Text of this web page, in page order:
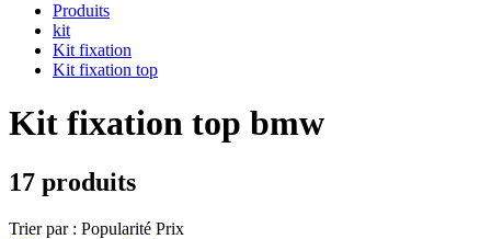
Produits
kit
Kit fixation
Kit fixation top
Kit fixation top bmw
17 produits
Trier par : Popularité Prix